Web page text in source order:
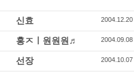
신효 2004.12.20
홍ㅈㅣ원원원♬ 2004.09.08
선장 2004.10.07